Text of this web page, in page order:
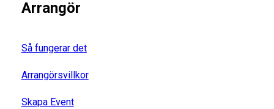
Arrangör
Så fungerar det
Arrangörsvillkor
Skapa Event